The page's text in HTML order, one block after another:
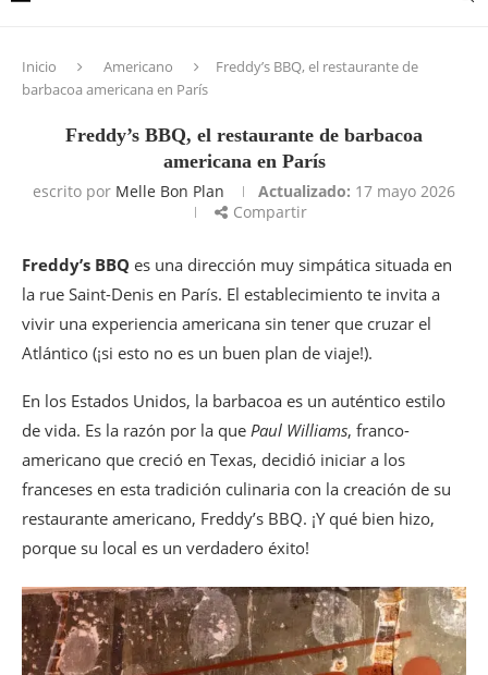
Inicio Americano
Freddy’s BBQ, el restaurante de
barbacoa americana en París
Freddy’s BBQ, el restaurante de barbacoa
americana en París
escrito por Melle Bon Plan Actualizado: 17 mayo 2026
Compartir
Freddy’s BBQ es una dirección muy simpática situada en
la rue Saint-Denis en París. El establecimiento te invita a
vivir una experiencia americana sin tener que cruzar el
Atlántico (¡si esto no es un buen plan de viaje!).
En los Estados Unidos, la barbacoa es un auténtico estilo
de vida. Es la razón por la que Paul Williams, franco-
americano que creció en Texas, decidió iniciar a los
franceses en esta tradición culinaria con la creación de su
restaurante americano, Freddy’s BBQ. ¡Y qué bien hizo,
porque su local es un verdadero éxito!